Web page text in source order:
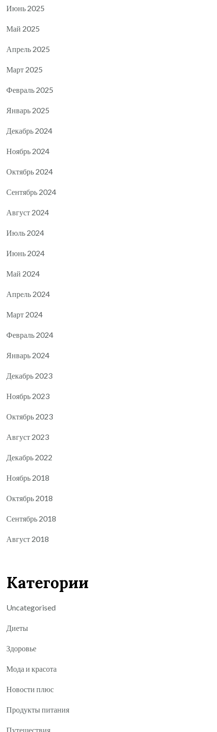
Июнь 2025
Май 2025
Апрель 2025
Март 2025
Февраль 2025
Январь 2025
Декабрь 2024
Ноябрь 2024
Октябрь 2024
Сентябрь 2024
Август 2024
Июль 2024
Июнь 2024
Май 2024
Апрель 2024
Март 2024
Февраль 2024
Январь 2024
Декабрь 2023
Ноябрь 2023
Октябрь 2023
Август 2023
Декабрь 2022
Ноябрь 2018
Октябрь 2018
Сентябрь 2018
Август 2018
Категории
Uncategorised
Диеты
Здоровье
Мода и красота
Новости плюс
Продукты питания
Путешествия